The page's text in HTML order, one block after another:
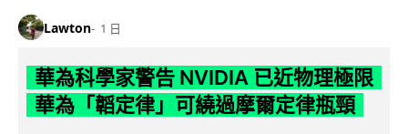
Lawton 1 日
華為科學家警告 NVIDIA 已近物理極限
華為「韜定律」可繞過摩爾定律瓶頸